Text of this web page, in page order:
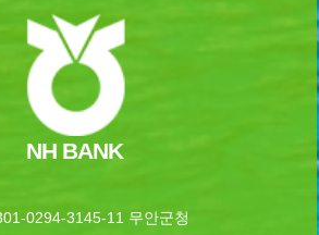
NH BANK
0294-3145-11 무안군청